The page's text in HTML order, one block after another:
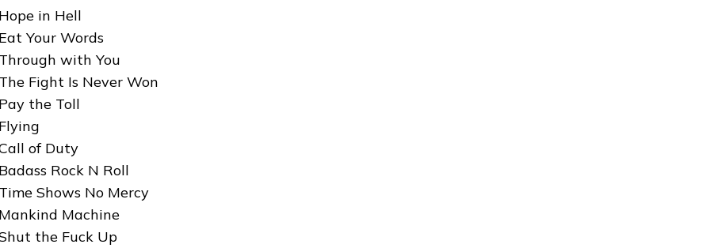
in Hell
Your Words
with You
Fight Is Never Won
the Toll
of Duty
Rock N Roll
Shows No Mercy
Machine
the Fuck Up